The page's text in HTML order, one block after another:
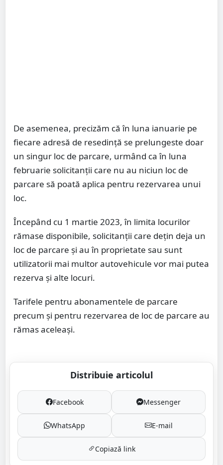
De asemenea, precizăm că în luna ianuarie pe
fiecare adresă de resedință se prelungeste doar
un singur loc de parcare, urmând ca în luna
februarie solicitanţii care nu au niciun loc de
parcare să poată aplica pentru rezervarea unui
loc.
Începând cu 1 martie 2023, în limita locurilor
rămase disponibile, solicitanţii care deţin deja un
loc de parcare şi au în proprietate sau sunt
utilizatorii mai multor autovehicule vor mai putea
rezerva şi alte locuri.
Tarifele pentru abonamentele de parcare
precum și pentru rezervarea de loc de parcare au
rămas aceleași.
Distribuie articolul
Facebook Messenger
WhatsApp E-mail
Copiază link